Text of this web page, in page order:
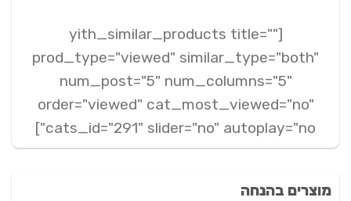
[yith_similar_products title=""
prod_type="viewed" similar_type="both"
num_post="5" num_columns="5"
order="viewed" cat_most_viewed="no"
cats_id="291" slider="no" autoplay="no"]
מוצרים בהנחה